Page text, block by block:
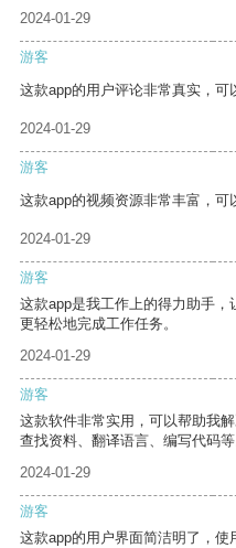
2024-01-29
游客
这款app的用户评论非常真实，可
2024-01-29
游客
这款app的视频资源非常丰富，可
2024-01-29
游客
这款app是我工作上的得力助手
更轻松地完成工作任务。
2024-01-29
游客
这款软件非常实用，可以帮助我
查找资料、翻译语言、编写代码等
2024-01-29
游客
这款app的用户界面简洁明了，